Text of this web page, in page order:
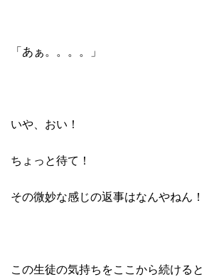
「あぁ。。。。」
いや、おい！
ちょっと待て！
その微妙な感じの返事はなんやねん！
この生徒の気持ちをここから続ける